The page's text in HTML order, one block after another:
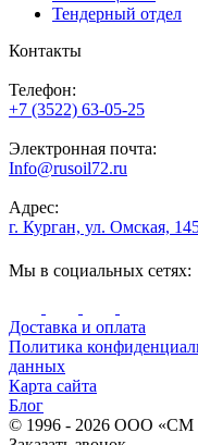
Тендерный отдел
Контакты
Телефон:
+7 (3522) 63-05-25
Электронная почта:
Info@rusoil72.ru
Адрес:
г. Курган, ул. Омская,
Мы в социальных сетях:
Доставка и оплата
Политика
данных
Карта сайта
Блог
© 1996 - 2026 ООО «СМ